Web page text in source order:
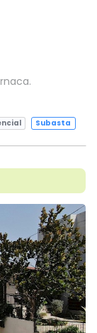
Subasta